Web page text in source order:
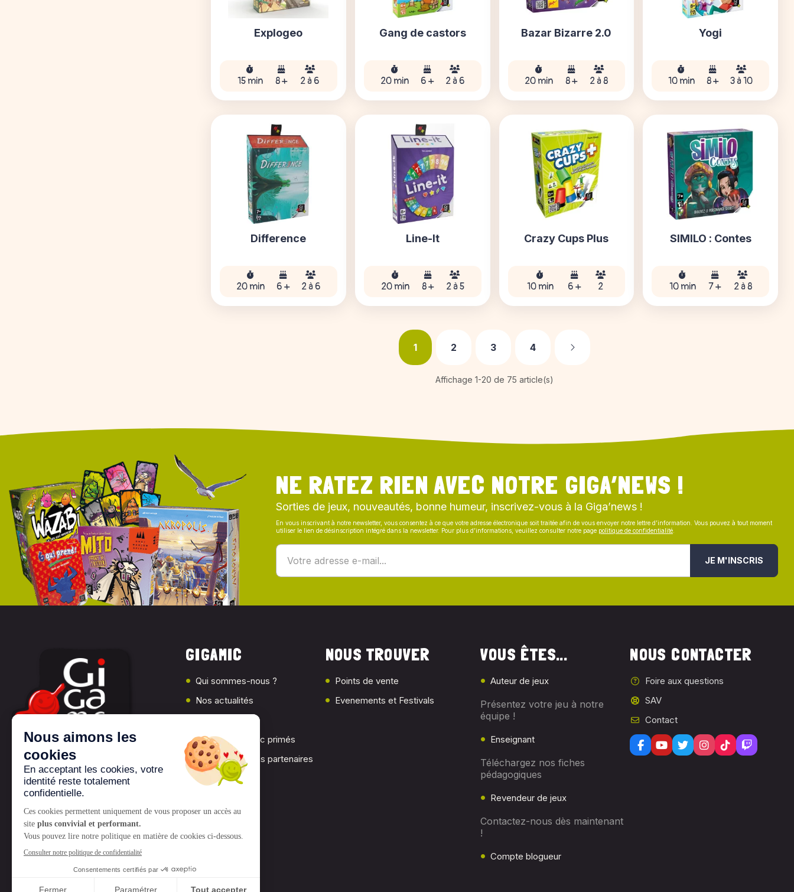
Explogeo
15 min 8 + 2 à 6
Gang de castors
20 min 6 + 2 à 6
Bazar Bizarre 2.0
20 min 8 + 2 à 8
Yogi
10 min 8 + 3 à 10
Difference
20 min 6 + 2 à 6
Line-It
20 min 8 + 2 à 5
Crazy Cups Plus
10 min 6 + 2
SIMILO : Contes
10 min 7 + 2 à 8
1 2 3 4 Suivant
Affichage 1-20 de 75 article(s)
NE RATEZ RIEN AVEC NOTRE GIGA’NEWS !
Sorties de jeux, nouveautés, bonne humeur, inscrivez-vous à la Giga’news !
En vous inscrivant à notre newsletter, vous consentez à ce que votre adresse électronique soit traitée afin de vous envoyer notre lettre d’information. Vous pouvez à tout moment
utiliser le lien de désinscription intégré dans la newsletter. Pour plus d’informations, veuillez consulter notre page politique de confidentialité
JE M'INSCRIS
GIGAMIC
Qui sommes-nous ?
Nos actualités
Les jeux Gigamic primés
Nos associations partenaires
NOUS TROUVER
Points de vente
Evenements et Festivals
VOUS ÊTES...
Auteur de jeux
Présentez votre jeu à notre
équipe !
Enseignant
Téléchargez nos fiches
pédagogiques
Revendeur de jeux
Contactez-nous dès maintenant
!
Compte blogueur
NOUS CONTACTER
Foire aux questions
SAV
Contact